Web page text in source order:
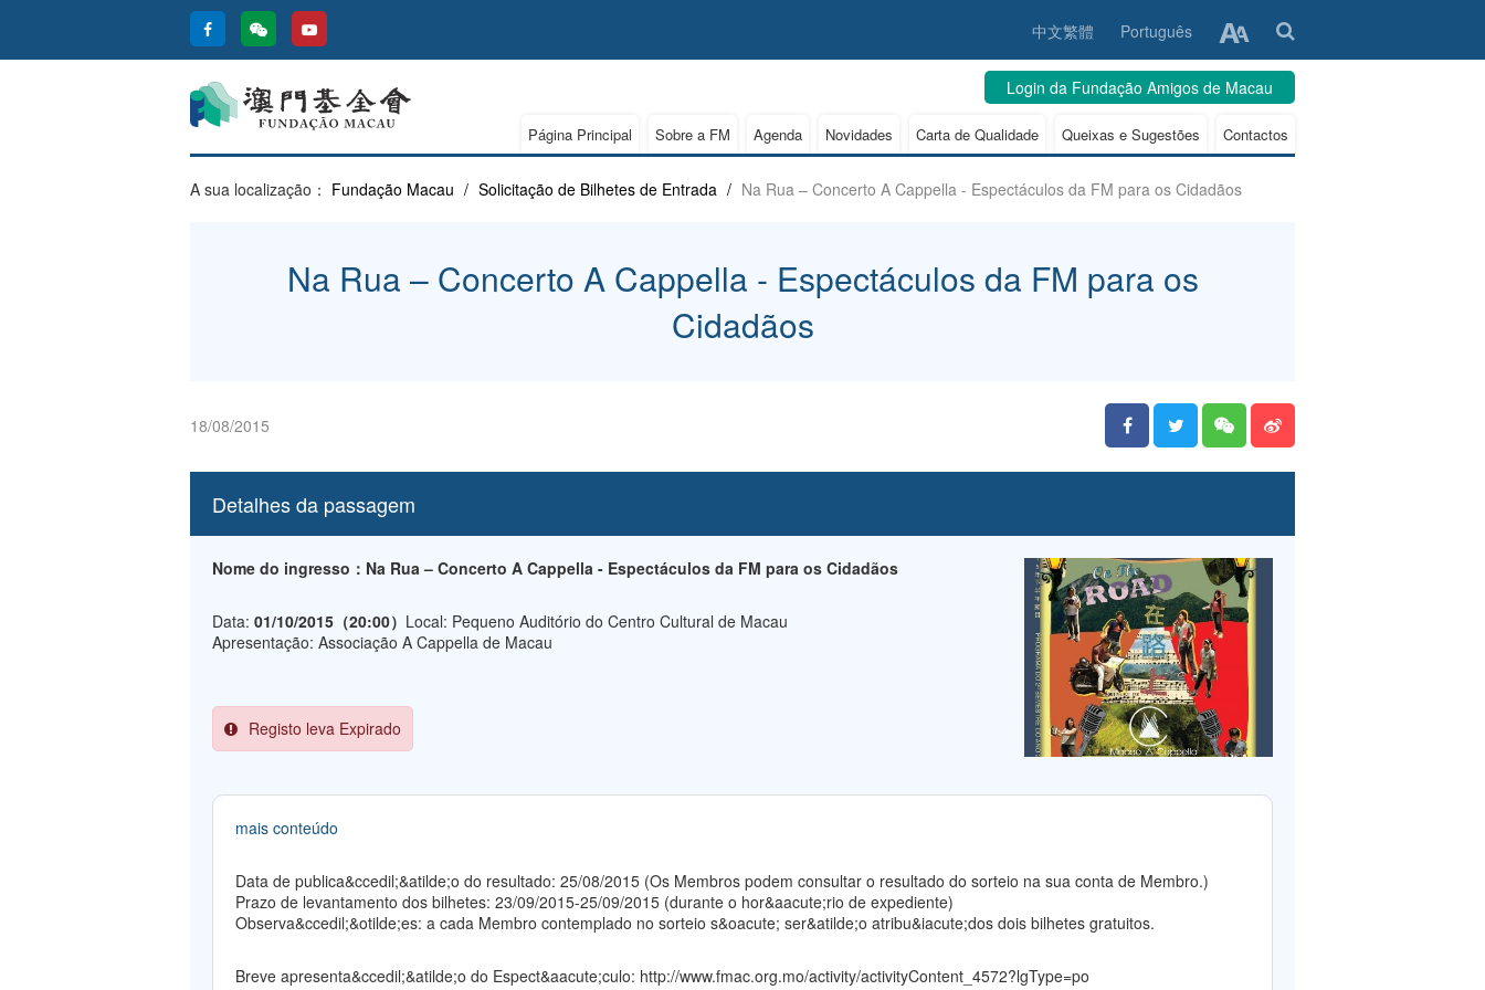
中文繁體 Português
Login da Fundação Amigos de Macau
Página Principal Sobre a FM Agenda Novidades Carta de Qualidade Queixas e Sugestões Contactos
A sua localização： Fundação Macau / Solicitação de Bilhetes de Entrada / Na Rua – Concerto A Cappella - Espectáculos da FM para os Cidadãos
Na Rua – Concerto A Cappella - Espectáculos da FM para os
Cidadãos
18/08/2015
Detalhes da passagem
Nome do ingresso：Na Rua – Concerto A Cappella - Espectáculos da FM para os Cidadãos
Data: 01/10/2015（20:00） Local: Pequeno Auditório do Centro Cultural de Macau
Apresentação: Associação A Cappella de Macau
Registo leva Expirado
mais conteúdo
Data de publica&ccedil;&atilde;o do resultado: 25/08/2015 (Os Membros podem consultar o resultado do sorteio na sua conta de Membro.)
Prazo de levantamento dos bilhetes: 23/09/2015-25/09/2015 (durante o hor&aacute;rio de expediente)
Observa&ccedil;&otilde;es: a cada Membro contemplado no sorteio s&oacute; ser&atilde;o atribu&iacute;dos dois bilhetes gratuitos.
Breve apresenta&ccedil;&atilde;o do Espect&aacute;culo: http://www.fmac.org.mo/activity/activityContent_4572?lgType=po